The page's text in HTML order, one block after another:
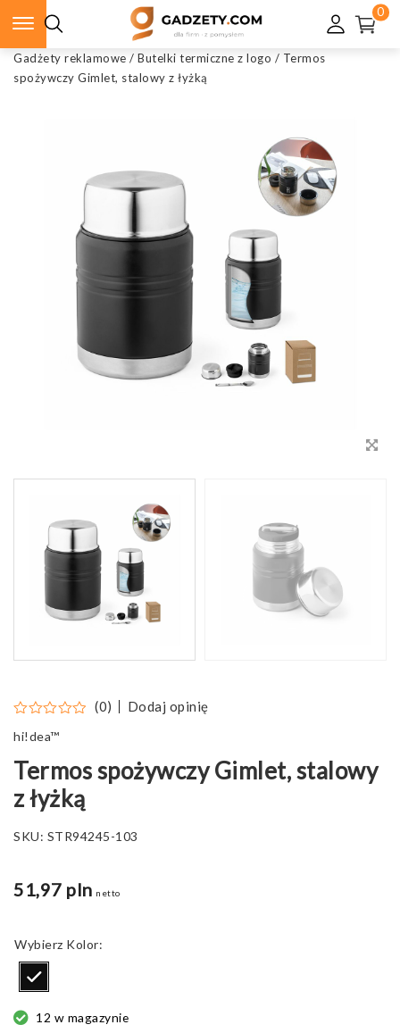
0
Gadżety reklamowe / Butelki termiczne z logo / Termos
spożywczy Gimlet, stalowy z łyżką
(0) Dodaj opinię
hi!dea™
Termos spożywczy Gimlet, stalowy
z łyżką
SKU: STR94245-103
51,97 pln netto
Kolor
12 w magazynie